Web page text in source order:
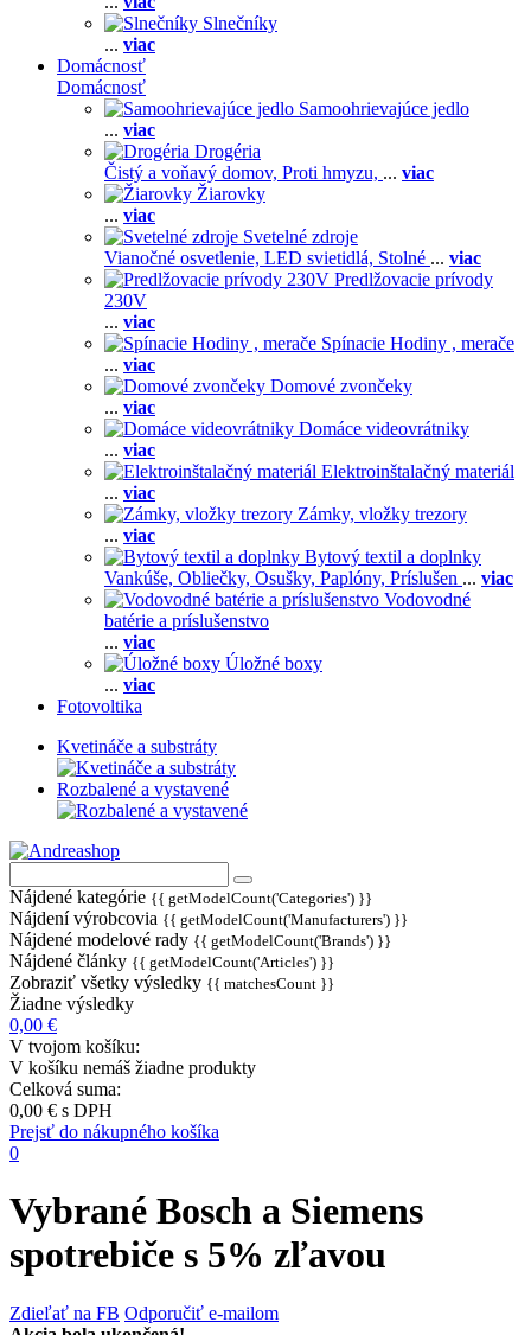
Slnečníky
... viac
Domácnosť
Domácnosť
Samoohrievajúce jedlo
... viac
Drogéria
Čistý a voňavý domov, Proti hmyzu, ... viac
Žiarovky
... viac
Svetelné zdroje
Vianočné osvetlenie, LED svietidlá, Stolné ... viac
Predlžovacie prívody
230V
... viac
Spínacie Hodiny , merače
... viac
Domové zvončeky
... viac
Domáce videovrátniky
... viac
Elektroinštalačný materiál
... viac
Zámky, vložky trezory
... viac
Bytový textil a doplnky
Vankúše, Obliečky, Osušky, Paplóny, Príslušen ... viac
Vodovodné
batérie a príslušenstvo
... viac
Úložné boxy
... viac
Fotovoltika
Kvetináče a substráty
Rozbalené a vystavené
Nájdené kategórie {{ getModelCount('Categories') }}
Nájdení výrobcovia {{ getModelCount('Manufacturers') }}
Nájdené modelové rady {{ getModelCount('Brands') }}
Nájdené články {{ getModelCount('Articles') }}
Zobraziť všetky výsledky {{ matchesCount }}
Žiadne výsledky
0,00 €
V tvojom košíku:
V košíku nemáš žiadne produkty
Celková suma:
0,00 € s DPH
Prejsť do nákupného košíka
0
Vybrané Bosch a Siemens
spotrebiče s 5% zľavou
Zdieľať na FB Odporučiť e-mailom